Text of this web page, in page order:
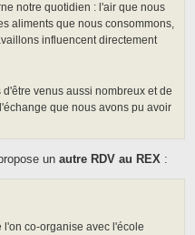
notre quotidien : l'air que nous
aliments que nous consommons,
influencent directement
venus aussi nombreux et de
que nous avons pu avoir
un autre RDV au REX :
co-organise avec l'école